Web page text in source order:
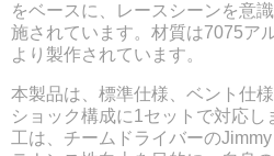
をベースに、レースシーンを意
施されています。材質は7075ア
より製作されています。
本製品は、標準仕様、ベント仕
ショック構成に1セットで対応
工は、チームドライバーの